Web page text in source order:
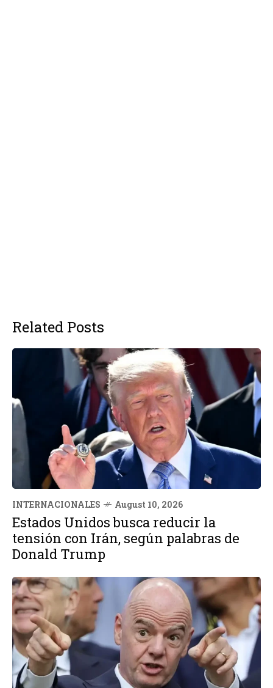
Related Posts
INTERNACIONALES August 10, 2026
Estados Unidos busca reducir la
tensión con Irán, según palabras de
Donald Trump